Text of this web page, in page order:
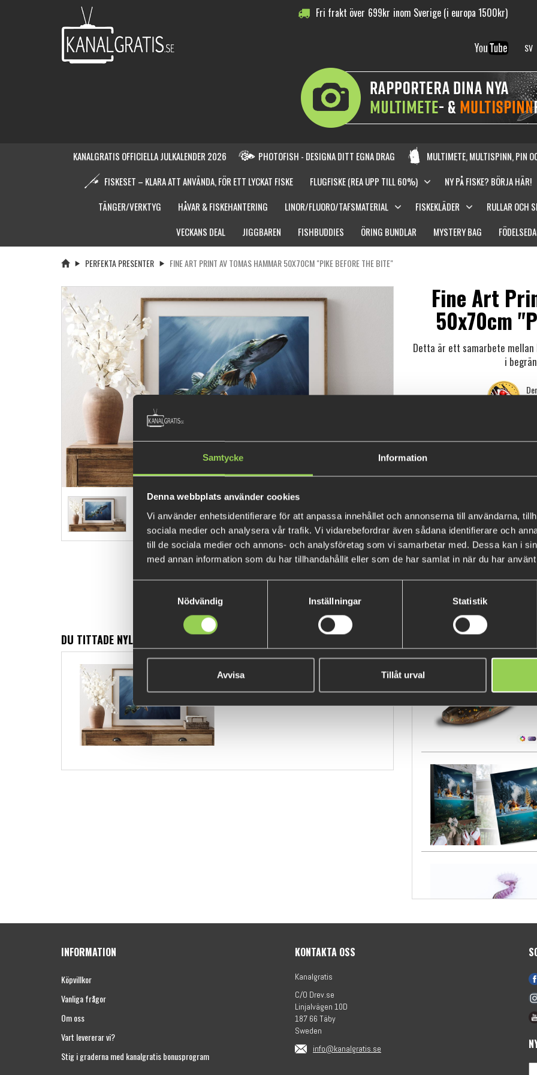
Samtycke Information
Denna webbplats använder cookies
Vi använder enhetsidentifierare för att anpassa innehållet och annonserna till användarna,
sociala medier och analysera vår trafik. Vi vidarebefordrar även sådana identifierare och
till de sociala medier och annons- och analysföretag som vi samarbetar med. Dessa kan i
med annan information som du har tillhandahållit eller som de har samlat in när du har
Nödvändig
Inställningar Statistik
Avvisa Tillåt urval
Fri frakt över 699kr inom Sverige (i europa 1500kr)
SV
KANALGRATIS OFFICIELLA JULKALENDER 2026 PHOTOFISH - DESIGNA DITT EGNA DRAG MULTIMETE, MULTISPINN, PIN
FISKESET – KLARA ATT ANVÄNDA, FÖR ETT LYCKAT FISKE
FLUGFISKE (REA UPP TILL 60%) NY PÅ FISKE? BÖRJA HÄR!
TÄNGER/VERKTYG
HÅVAR & FISKEHANTERING LINOR/FLUORO/TAFSMATERIAL FISKEKLÄDER RULLAR OCH
VECKANS DEAL
JIGGBAREN FISHBUDDIES ÖRING BUNDLAR MYSTERY BAG
PERFEKTA PRESENTER FINE ART PRINT AV TOMAS HAMMAR 50X70CM "PIKE BEFORE THE BITE"
Fine Art
50x70cm
Detta är ett samarbete mellan
i
- Fine Art Print
- Storlek: 50x70cm
- Signerad
- Numrerad
- Upplaga: 100ex
Tomas Hammar är en
inspiration genom vardagens
egna uttryck och talan. Att
matematiska avstånd är hans
att skapa den vackra
både Sverige och europa och
Printat på premium
DU TITTADE NYLIGEN PÅ
Fine Art Print av Tomas Hammar
50x70cm "Pike before the Bite"
2500 kr
POPULÄRA PRODUKTER
INFORMATION
Köpvillkor
Vanliga frågor
Om oss
Vart levererar vi?
Stig i graderna med kanalgratis bonusprogram
KONTAKTA OSS
Kanalgratis
C/O Drev.se
Linjalvägen 10D
187 66 Täby
Sweden
info@kanalgratis.se